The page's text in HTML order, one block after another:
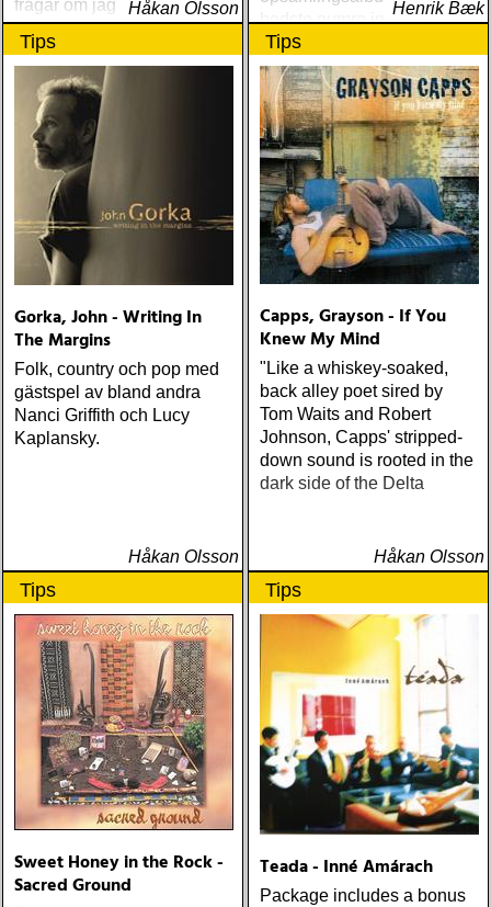
frågar om jag spelar något
instrument
Håkan Olsson
bedste numre indenfor den
populære reggaestil kaldet
one-drop
Henrik Bæk
Tips
Gorka, John - Writing In
The Margins
Folk, country och pop med
gästspel av bland andra
Nanci Griffith och Lucy
Kaplansky.
Håkan Olsson
Tips
Capps, Grayson - If You
Knew My Mind
"Like a whiskey-soaked,
back alley poet sired by
Tom Waits and Robert
Johnson, Capps' stripped-
down sound is rooted in the
dark side of the Delta
Håkan Olsson
Tips
Sweet Honey in the Rock -
Sacred Ground
Tips
Teada - Inné Amárach
Package includes a bonus